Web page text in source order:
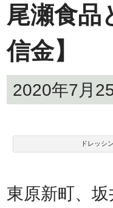
尾瀬食品
信金】
2020年7月
ドレッシ
東原新町、